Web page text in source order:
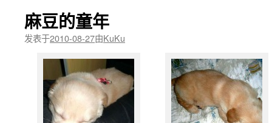
麻豆的童年
发表于2010-08-27由KuKu